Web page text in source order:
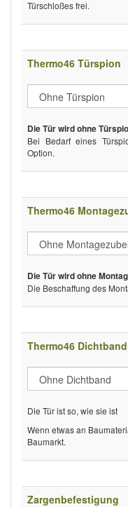
Türschloßes frei.
Thermo46 Türspion
Die Tür wird ohne
Bei Bedarf eines
Option.
Thermo46
Die Tür wird ohne
Die Beschaffung des
Thermo46 Dichtband
Die Tür ist so, wie sie ist
Wenn etwas an
Baumarkt.
Zargenbefestigung